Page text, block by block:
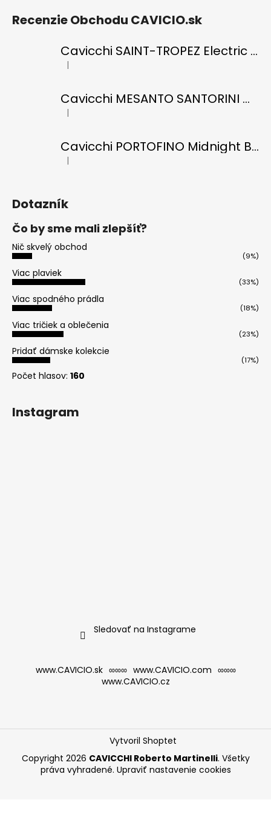
Recenzie Obchodu CAVICIO.sk
Cavicchi SAINT-TROPEZ Electric Blue di RICCI
Hodnotenie produktu je 5 z 5 hviezdičiek.
|
Cavicchi MESANTO SANTORINI Oil Green di ROMANO
Hodnotenie produktu je 5 z 5 hviezdičiek.
|
Cavicchi PORTOFINO Midnight Black di RICCI
Hodnotenie produktu je 5 z 5 hviezdičiek.
|
Dotazník
Čo by sme mali zlepšíť?
Nič skvelý obchod
(9%)
Viac plaviek
(33%)
Viac spodného prádla
(18%)
Viac tričiek a oblečenia
(23%)
Pridať dámske kolekcie
(17%)
Počet hlasov: 160
Instagram
Sledovať na Instagrame
www.CAVICIO.sk ∞∞∞ www.CAVICIO.com ∞∞∞
www.CAVICIO.cz
Vytvoril Shoptet
Copyright 2026 CAVICCHI Roberto Martinelli. Všetky
práva vyhradené. Upraviť nastavenie cookies